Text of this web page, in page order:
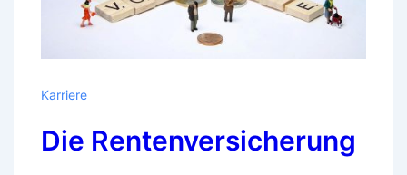
Karriere
Die Rentenversicherung